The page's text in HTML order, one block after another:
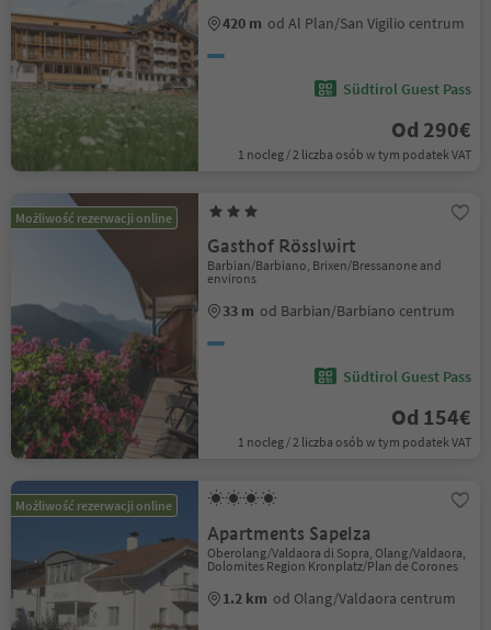
420 m od Al Plan/San Vigilio centrum
Südtirol Guest Pass
Od 290€
1 nocleg / 2 liczba osób w tym podatek VAT
Możliwość rezerwacji online
Gasthof Rösslwirt
Barbian/Barbiano, Brixen/Bressanone and
environs
33 m od Barbian/Barbiano centrum
Südtirol Guest Pass
Od 154€
1 nocleg / 2 liczba osób w tym podatek VAT
Możliwość rezerwacji online
Apartments Sapelza
Oberolang/Valdaora di Sopra, Olang/Valdaora,
Dolomites Region Kronplatz/Plan de Corones
1.2 km od Olang/Valdaora centrum